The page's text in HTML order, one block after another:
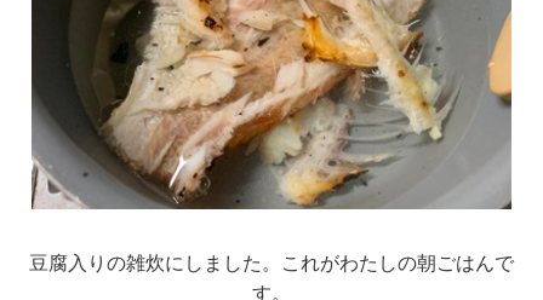
豆腐入りの雑炊にしました。これがわたしの朝ごはんで
す。